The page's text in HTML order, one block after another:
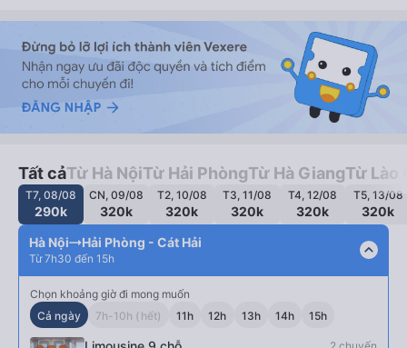
Tất cảTừ Hà NộiTừ Hải PhòngTừ Hà GiangTừ Lào
T7, 08/08
290k
CN, 09/08
320k
T2, 10/08
320k
T3, 11/08
320k
T4, 12/08
320k
T5, 13/08
320k
Hà Nội
Hải Phòng - Cát Hải
Từ 7h30 đến 15h expand_less
Chọn khoảng giờ đi mong muốn
Cả ngày
7h-10h (hết) 11h 12h 13h 14h 15h